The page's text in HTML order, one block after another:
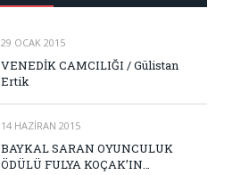
29 OCAK 2015
VENEDİK CAMCILIĞI / Gülistan
Ertik
14 HAZIRAN 2015
BAYKAL SARAN OYUNCULUK
ÖDÜLÜ FULYA KOÇAK’IN…